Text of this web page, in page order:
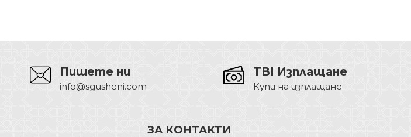
Пишете ни
info@sgusheni.com
TBI Изплащане
Купи на изплащане
ЗА КОНТАКТИ